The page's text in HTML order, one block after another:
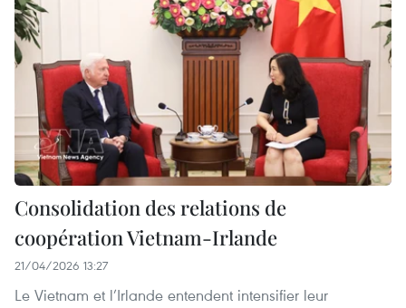
Consolidation des relations de
coopération Vietnam-Irlande
21/04/2026 13:27
Le Vietnam et l’Irlande entendent intensifier leur